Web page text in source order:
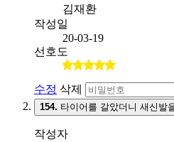
김재환
작성일
20-03-19
선호도
수정 삭제
154. 타이어를 갈았더니 새신발
작성자